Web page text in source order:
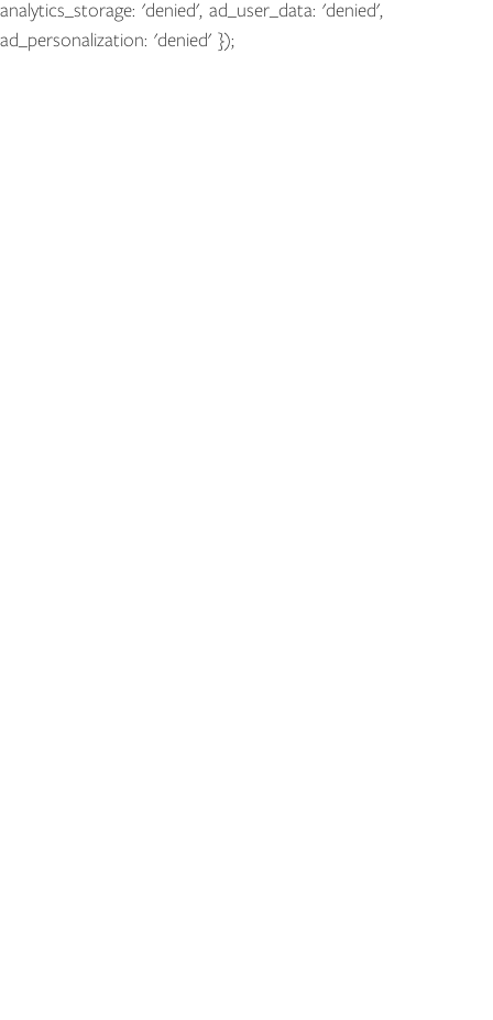
analytics_storage: 'denied', ad_user_data: 'denied',
ad_personalization: 'denied' });